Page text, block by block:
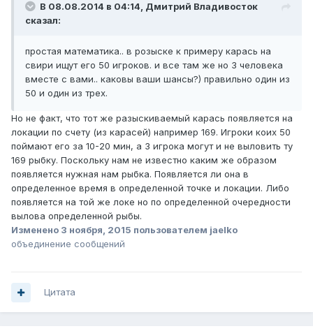
В 08.08.2014 в 04:14, Дмитрий Владивосток
сказал:
простая математика.. в розыске к примеру карась на
свири ищут его 50 игроков. и все там же но 3 человека
вместе с вами.. каковы ваши шансы?) правильно один из
50 и один из трех.
Но не факт, что тот же разыскиваемый карась появляется на
локации по счету (из карасей) например 169. Игроки коих 50
поймают его за 10-20 мин, а 3 игрока могут и не выловить ту
169 рыбку. Поскольку нам не известно каким же образом
появляется нужная нам рыбка. Появляется ли она в
определенное время в определенной точке и локации. Либо
появляется на той же локе но по определенной очередности
вылова определенной рыбы.
Изменено 3 ноября, 2015 пользователем jaelko
объединение сообщений
Цитата